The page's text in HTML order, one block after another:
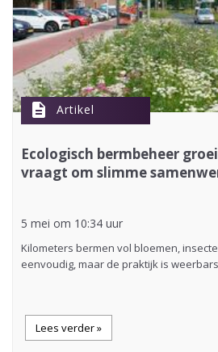
description Artikel
Ecologisch bermbeheer
vraagt om slimme
5 mei om 10:34 uur
Kilometers bermen vol bloemen,
eenvoudig, maar de praktijk is
Lees verder »